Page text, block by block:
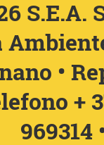
S.E.A.
•
+
969314